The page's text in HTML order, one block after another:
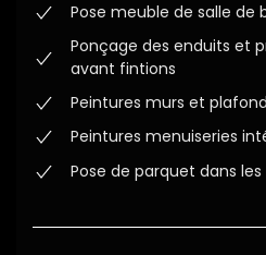
Pose meuble de salle de
Ponçage des enduits et
avant fintions
Peintures murs et
Peintures menuiseries
Pose de parquet dans